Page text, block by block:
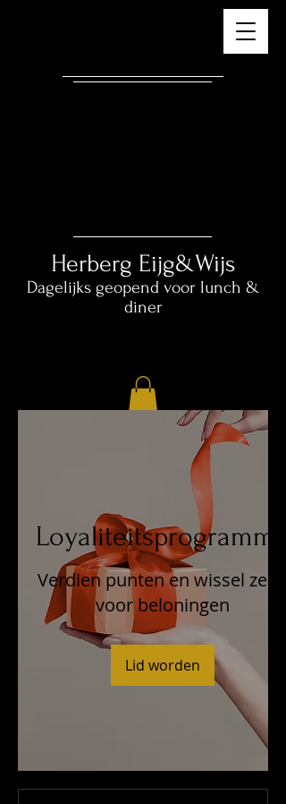
Eten - Drinken - Slapen
Herberg ​ Eijg&Wijs
Dagelijks geopend voor lunch &
diner
Loyaliteitsprogramma
Verdien punten en wissel ze in
voor beloningen
Lid worden